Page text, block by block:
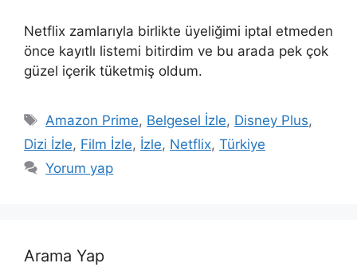
Netflix zamlarıyla birlikte üyeliğimi iptal etmeden
önce kayıtlı listemi bitirdim ve bu arada pek çok
güzel içerik tüketmiş oldum.
Etiketler
Amazon Prime, Belgesel İzle, Disney Plus,
Dizi İzle, Film İzle, İzle, Netflix, Türkiye
Yorum yap
Arama Yap